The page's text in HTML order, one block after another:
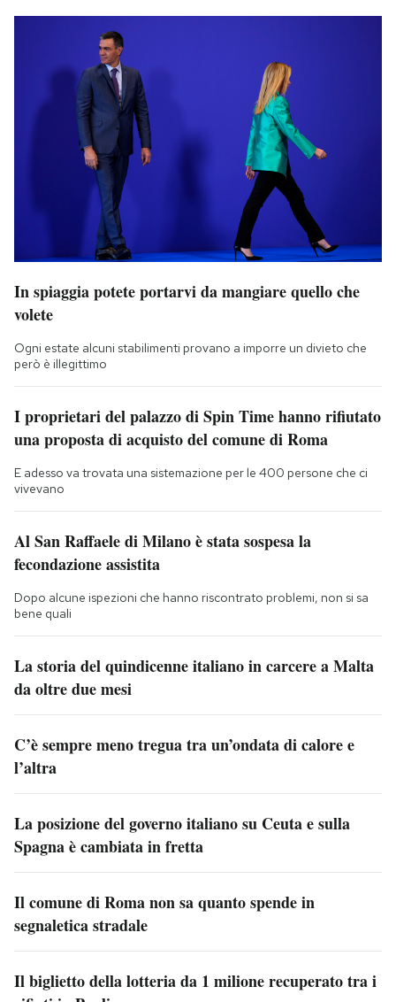
In spiaggia potete portarvi da mangiare quello che
volete
Ogni estate alcuni stabilimenti provano a imporre un divieto che
però è illegittimo
I proprietari del palazzo di Spin Time hanno rifiutato
una proposta di acquisto del comune di Roma
E adesso va trovata una sistemazione per le 400 persone che ci
vivevano
Al San Raffaele di Milano è stata sospesa la
fecondazione assistita
Dopo alcune ispezioni che hanno riscontrato problemi, non si sa
bene quali
La storia del quindicenne italiano in carcere a Malta
da oltre due mesi
C’è sempre meno tregua tra un’ondata di calore e
l’altra
La posizione del governo italiano su Ceuta e sulla
Spagna è cambiata in fretta
Il comune di Roma non sa quanto spende in
segnaletica stradale
Il biglietto della lotteria da 1 milione recuperato tra i